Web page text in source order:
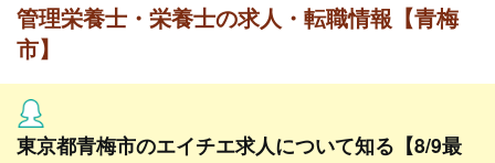
管理栄養士・栄養士の求人・転職情報【青梅
市】
東京都青梅市のエイチエ求人について知る【8/9最